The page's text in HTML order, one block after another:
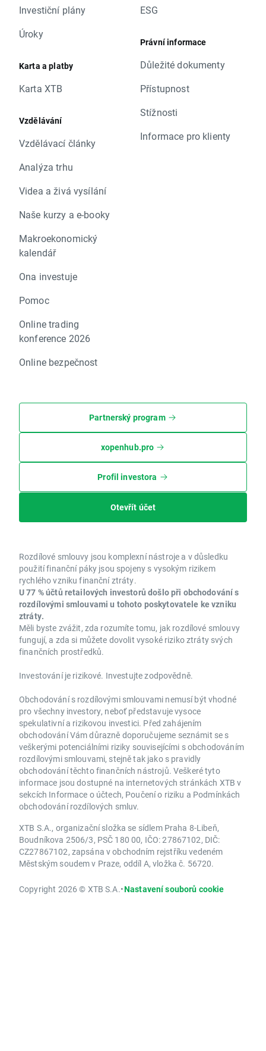
Investiční plány
Úroky
Karta a platby
Karta XTB
Vzdělávání
Vzdělávací články
Analýza trhu
Videa a živá vysílání
Naše kurzy a e-booky
Makroekonomický
kalendář
Ona investuje
Pomoc
Online trading
konference 2026
Online bezpečnost
ESG
Právní informace
Důležité dokumenty
Přístupnost
Stížnosti
Informace pro klienty
Partnerský program
xopenhub.pro
Profil investora
Otevřít účet
Rozdílové smlouvy jsou komplexní nástroje a v důsledku
použití finanční páky jsou spojeny s vysokým rizikem
rychlého vzniku finanční ztráty.
U 77 % účtů retailových investorů došlo při obchodování s
rozdílovými smlouvami u tohoto poskytovatele ke vzniku
ztráty.
Měli byste zvážit, zda rozumíte tomu, jak rozdílové smlouvy
fungují, a zda si můžete dovolit vysoké riziko ztráty svých
finančních prostředků.
Investování je rizikové. Investujte zodpovědně.
Obchodování s rozdílovými smlouvami nemusí být vhodné
pro všechny investory, neboť představuje vysoce
spekulativní a rizikovou investici. Před zahájením
obchodování Vám důrazně doporučujeme seznámit se s
veškerými potenciálními riziky souvisejícími s obchodováním
rozdílovými smlouvami, stejně tak jako s pravidly
obchodování těchto finančních nástrojů. Veškeré tyto
informace jsou dostupné na internetových stránkách XTB v
sekcích Informace o účtech, Poučení o riziku a Podmínkách
obchodování rozdílových smluv.
XTB S.A., organizační složka se sídlem Praha 8-Libeň,
Boudníkova 2506/3, PSČ 180 00, IČO: 27867102, DIČ:
CZ27867102, zapsána v obchodním rejstříku vedeném
Městským soudem v Praze, oddíl A, vložka č. 56720.
Copyright 2026 © XTB S.A.•Nastavení souborů cookie